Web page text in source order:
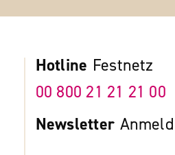
Hotline Festnetz
00 800 21 21 21 00
Newsletter